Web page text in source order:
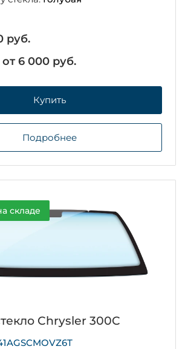
руб.
от 6 000 руб.
Купить
Подробнее
складе
Chrysler 300C